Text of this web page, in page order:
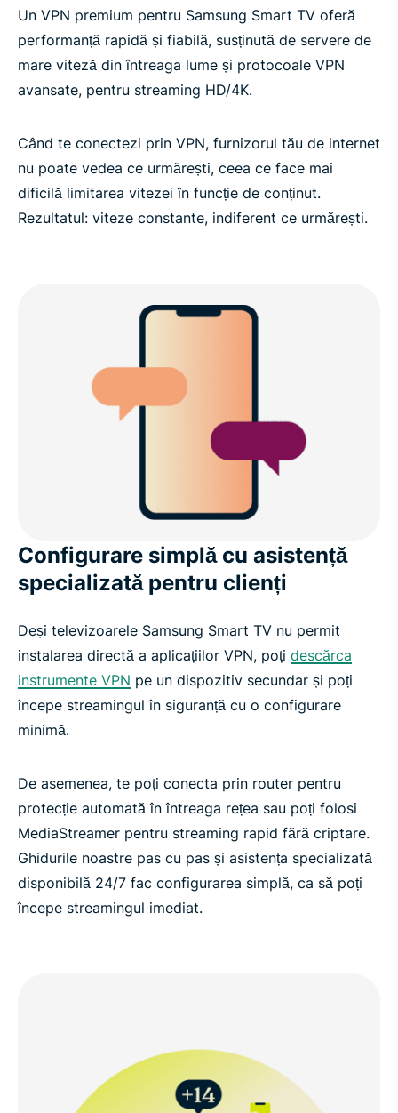
Un VPN premium pentru Samsung Smart TV oferă
performanță rapidă și fiabilă, susținută de servere de
mare viteză din întreaga lume și protocoale VPN
avansate, pentru streaming HD/4K.
Când te conectezi prin VPN, furnizorul tău de internet
nu poate vedea ce urmărești, ceea ce face mai
dificilă limitarea vitezei în funcție de conținut.
Rezultatul: viteze constante, indiferent ce urmărești.
Configurare simplă cu asistență
specializată pentru clienți
Deși televizoarele Samsung Smart TV nu permit
instalarea directă a aplicațiilor VPN, poți descărca
instrumente VPN pe un dispozitiv secundar și poți
începe streamingul în siguranță cu o configurare
minimă.
De asemenea, te poți conecta prin router pentru
protecție automată în întreaga rețea sau poți folosi
MediaStreamer pentru streaming rapid fără criptare.
Ghidurile noastre pas cu pas și asistența specializată
disponibilă 24/7 fac configurarea simplă, ca să poți
începe streamingul imediat.